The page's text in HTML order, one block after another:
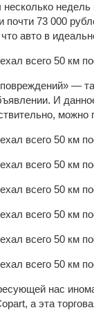
почти 73 000
авто в
—
И
можно
нас
а эта